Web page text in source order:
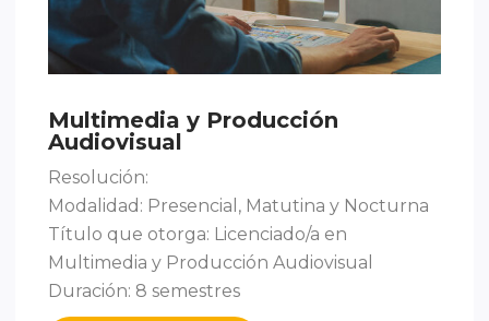
Multimedia y Producción
Audiovisual
Resolución:
Modalidad: Presencial, Matutina y Nocturna
Título que otorga: Licenciado/a en
Multimedia y Producción Audiovisual
Duración: 8 semestres